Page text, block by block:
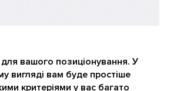
вашого позиціонування. У
вигляді вам буде простіше
критеріями у вас багато